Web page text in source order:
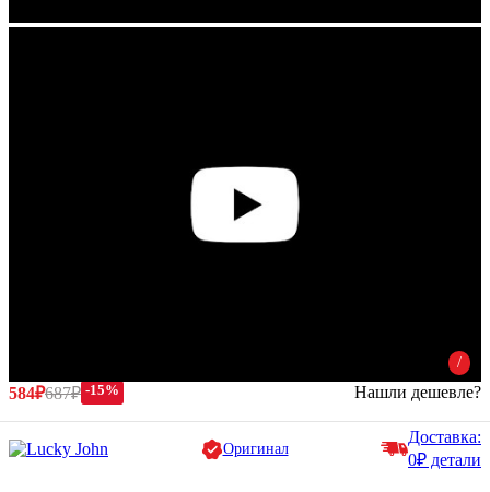
/
584₽687₽ -15% Нашли дешевле?
Оригинал
Доставка:
0₽ детали